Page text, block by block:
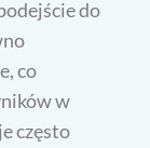
do
co
w
często